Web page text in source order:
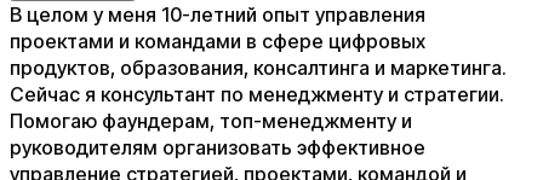
В целом у меня 10-летний опыт управления
проектами и командами в сфере цифровых
продуктов, образования, консалтинга и маркетинга.
Сейчас я консультант по менеджменту и стратегии.
Помогаю фаундерам, топ-менеджменту и
руководителям организовать эффективное
управление стратегией, проектами, командой и